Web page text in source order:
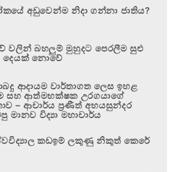
අඩුවෙන්ම නිදා ගන්නා ජාතිය?
වලින් බහලුම් මුහුදට පෙරලීම සුළු
දෙයක් නොවේ
ආදායම වාර්තාගත ලෙස ඉහළ
සහ ආත්මභක්ෂක උරගයාගේ
– ආචාර්ය ප්‍රණීත් අභයසුන්දර
මානව විද්‍යා මහාචාර්ය
කඩඉම් ලකුණු නිකුත් කෙරේ